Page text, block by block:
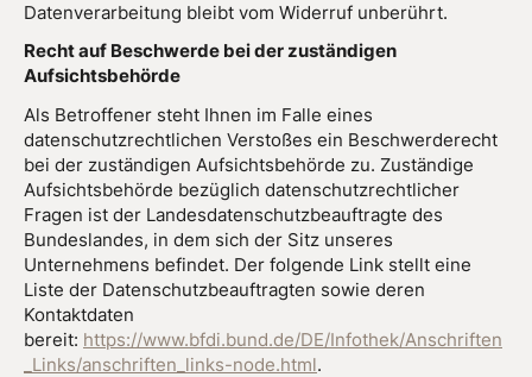
Datenverarbeitung bleibt vom Widerruf unberührt.
Recht auf Beschwerde bei der zuständigen
Aufsichtsbehörde
Als Betroffener steht Ihnen im Falle eines
datenschutzrechtlichen Verstoßes ein Beschwerderecht
bei der zuständigen Aufsichtsbehörde zu. Zuständige
Aufsichtsbehörde bezüglich datenschutzrechtlicher
Fragen ist der Landesdatenschutzbeauftragte des
Bundeslandes, in dem sich der Sitz unseres
Unternehmens befindet. Der folgende Link stellt eine
Liste der Datenschutzbeauftragten sowie deren
Kontaktdaten
bereit: https://www.bfdi.bund.de/DE/Infothek/Anschriften
_Links/anschriften_links-node.html.